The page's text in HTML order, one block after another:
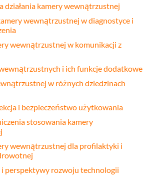
działania kamery wewnątrzustnej
wewnątrzustnej w diagnostyce i
wewnątrzustnej w komunikacji z
i ich funkcje dodatkowe
w różnych dziedzinach
i bezpieczeństwo użytkowania
stosowania kamery
wewnątrzustnej dla profilaktyki i
perspektywy rozwoju technologii